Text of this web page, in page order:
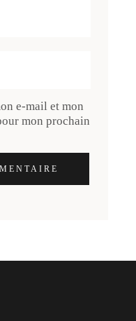
e-mail et mon
mon prochain